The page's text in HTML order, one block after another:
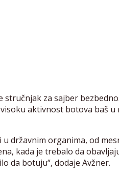
stručnjak za sajber
aktivnost botova baš u
državnim organima, od
kada je trebalo da
da botuju“, dodaje Avžner.